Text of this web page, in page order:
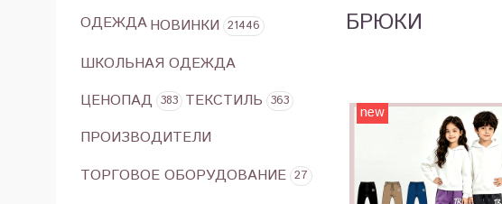
БРЮКИ
new
ОДЕЖДАНОВИНКИ 21446
ШКОЛЬНАЯ ОДЕЖДА
ЦЕНОПАД 383 ТЕКСТИЛЬ 363
ПРОИЗВОДИТЕЛИ
ТОРГОВОЕ ОБОРУДОВАНИЕ 27